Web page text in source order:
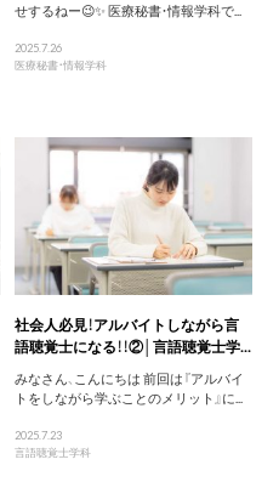
せするねー😉✨ 医療秘書・情報学科で...
2025.7.26
医療秘書・情報学科
社会人必見！アルバイトしながら言
語聴覚士になる！！②│言語聴覚士学...
みなさん、こんにちは 前回は『アルバイ
トをしながら学ぶことのメリット』に...
2025.7.23
言語聴覚士学科